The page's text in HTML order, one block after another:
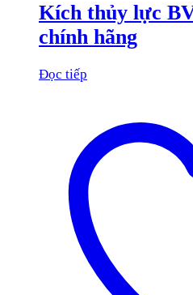
Kích thủy lực
chính hãng
Đọc tiếp